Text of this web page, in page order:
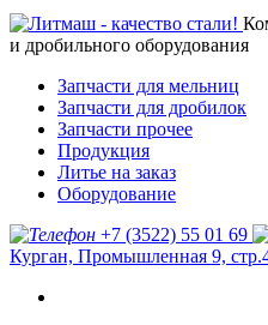
и дробильного оборудования
Запчасти для мельниц
Запчасти для дробилок
Запчасти прочее
Продукция
Литье на заказ
Оборудование
+7 (3522) 55 01 69
Курган, Промышленная 9,